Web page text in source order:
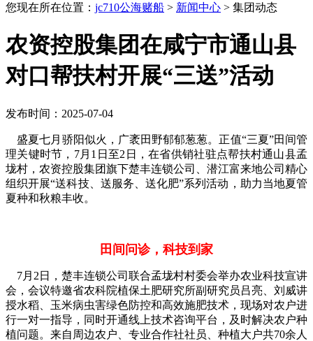
您现在所在位置： jc710公海赌船 > 新闻中心 > 集团动态
农资控股集团在咸宁市通山县
对口帮扶村开展“三送”活动
发布时间：2025-07-04
盛夏七月骄阳似火，广袤田野郁郁葱葱。正值“三夏”田间管
理关键时节，7月1日至2日，在省供销社驻点帮扶村通山县孟
垅村，农资控股集团旗下楚丰连锁公司、潜江富来地公司精心
组织开展“送科技、送服务、送化肥”系列活动，助力当地夏管
夏种和秋粮丰收。
田间问诊，科技到家
7月2日，楚丰连锁公司联合孟垅村村委会举办农业科技宣讲
会，会议特邀省农科院植保土肥研究所副研究员吕亮、刘威讲
授水稻、玉米病虫害绿色防控和高效施肥技术，现场对农户进
行一对一指导，同时开通线上技术咨询平台，及时解决农户种
植问题。来自周边农户、专业合作社社员、种植大户共70余人